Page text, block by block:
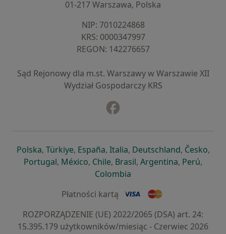
01-217 Warszawa, Polska
NIP: ⁠7010224868
KRS: ⁠0000347997
REGON: ⁠142276657
Sąd Rejonowy dla m.st. Warszawy w Warszawie XII
Wydział Gospodarczy KRS
Polskaotwiera się w nowej karcie
, Türkiyeotwiera się w nowej karcie
, Españaotwiera się w nowej karcie
, Italiaotwiera się w nowej
, Deutschlandotwiera się
, Česko,
Portugalotwiera się w nowej karcie
, Méxicootwiera się w nowej karcie
, Chileotwiera się w nowej karcie
, Brasilotwiera się w nowej
, Argentinaotwiera się
, Perú,
Colombia
Płatności kartą
ROZPORZĄDZENIE (UE) 2022/2065 (DSA) art. 24:
15.395.179 użytkowników/miesiąc - Czerwiec 2026